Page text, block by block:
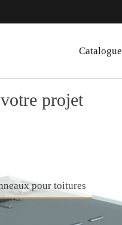
Catalogue
projet
pour toitures